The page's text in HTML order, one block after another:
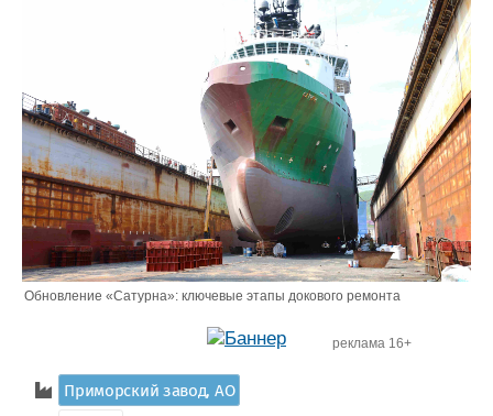
Обновление «Сатурна»: ключевые этапы докового ремонта
реклама 16+
Приморский завод, АО